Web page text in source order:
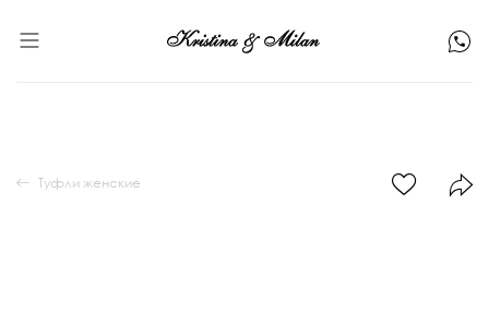
Туфли женские